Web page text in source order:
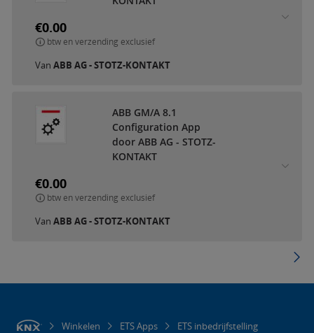
€0.00
btw en verzending exclusief
Van ABB AG - STOTZ-KONTAKT
ABB GM/A 8.1
Configuration App
door ABB AG - STOTZ-
KONTAKT
€0.00
btw en verzending exclusief
Van ABB AG - STOTZ-KONTAKT
Winkelen ETS Apps ETS inbedrijfstelling